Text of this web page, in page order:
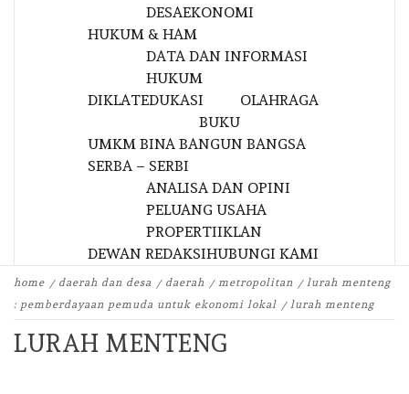
DESAEKONOMI
HUKUM & HAM
DATA DAN INFORMASI
HUKUM
DIKLATEDUKASI
BUKU
OLAHRAGA
UMKM BINA BANGUN BANGSA
SERBA – SERBI
ANALISA DAN OPINI
PELUANG USAHA
PROPERTIIKLAN
DEWAN REDAKSIHUBUNGI KAMI
home daerah dan desa daerah metropolitan
lurah menteng
: pemberdayaan pemuda untuk ekonomi lokal
lurah menteng
LURAH MENTENG